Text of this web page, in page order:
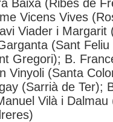
Baixa (Ribes de
Vicens Vives
Viader i
(Sant
Gregori); B.
Vinyoli (Santa
(Sarrià de Ter);
Vilà i